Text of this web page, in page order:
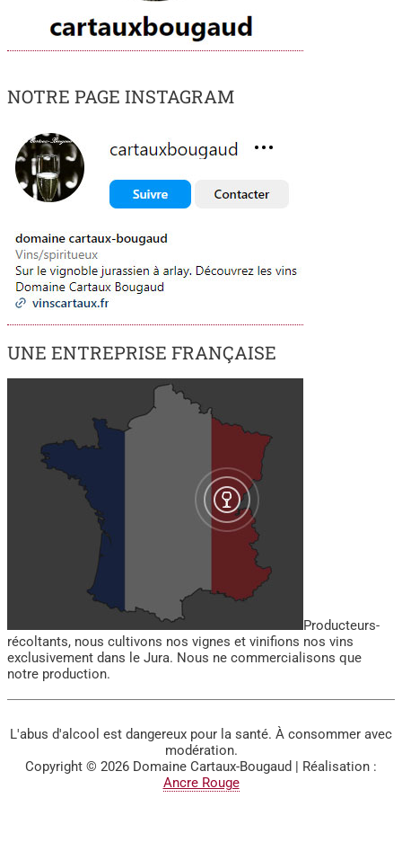
NOTRE PAGE INSTAGRAM
UNE ENTREPRISE FRANÇAISE
Producteurs-
récoltants, nous cultivons nos vignes et vinifions nos vins
exclusivement dans le Jura. Nous ne commercialisons que
notre production.
L'abus d'alcool est dangereux pour la santé. À consommer avec
modération.
Copyright © 2026 Domaine Cartaux-Bougaud | Réalisation :
Ancre Rouge